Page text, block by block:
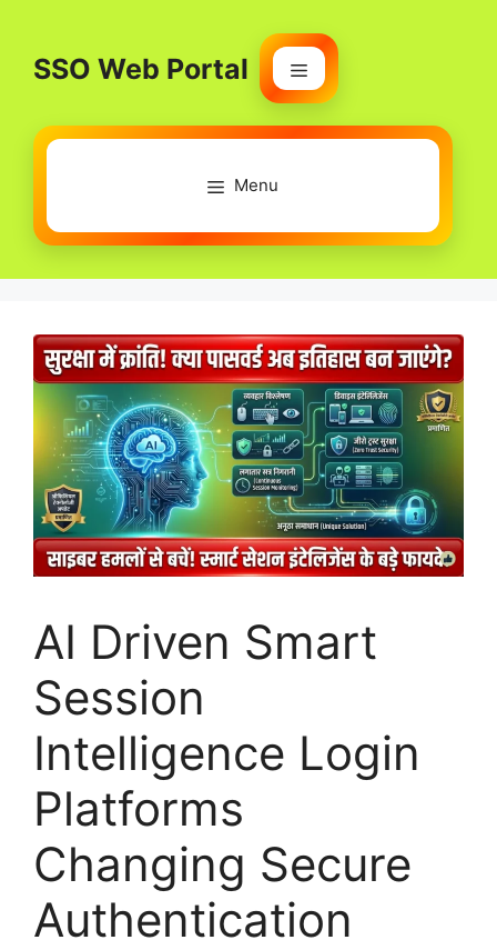
contentSSO Web Portal
Menu
Menu
AI Driven Smart
Session
Intelligence Login
Platforms
Changing Secure
Authentication